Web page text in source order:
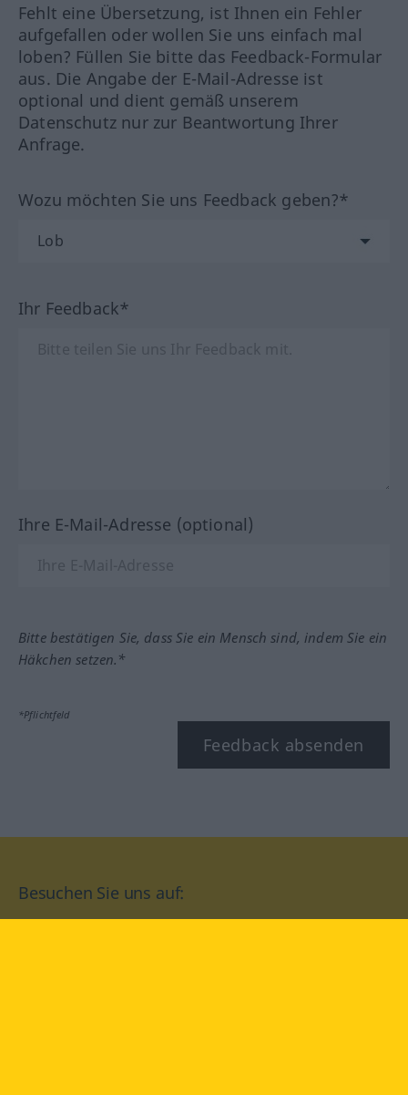
Fehlt eine Übersetzung, ist Ihnen ein Fehler
aufgefallen oder wollen Sie uns einfach mal
loben? Füllen Sie bitte das Feedback-Formular
aus. Die Angabe der E-Mail-Adresse ist
optional und dient gemäß unserem
Datenschutz nur zur Beantwortung Ihrer
Anfrage.
Wozu möchten Sie uns Feedback geben?*
Ihr Feedback*
Ihre E-Mail-Adresse (optional)
Bitte bestätigen Sie, dass Sie ein Mensch sind, indem Sie ein
Häkchen setzen.*
*Pflichtfeld
Feedback absenden
Besuchen Sie uns auf: